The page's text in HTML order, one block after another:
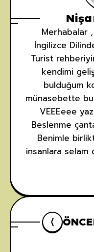
Merhabalar
İngilizce
Turist
kendimi
bulduğum
münasebette
VEEEeee
Beslenme
Benimle
insanlara selam